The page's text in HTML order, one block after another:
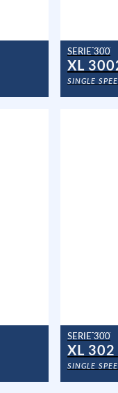
SERIE 300
XL
SINGLE
SERIE 300
XL 302
SINGLE